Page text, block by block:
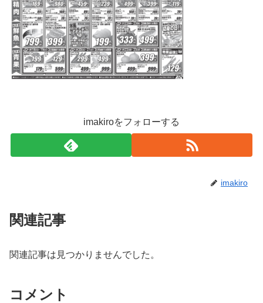
imakiroをフォローする
imakiro
関連記事
関連記事は見つかりませんでした。
コメント